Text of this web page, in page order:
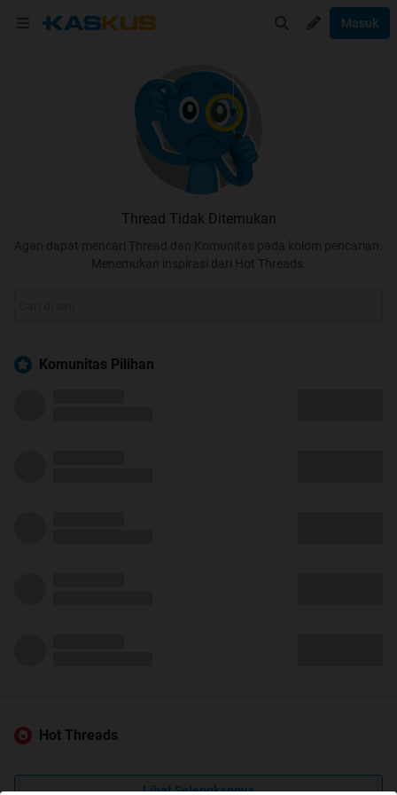
Masuk
Thread Tidak Ditemukan
Agan dapat mencari Thread dan Komunitas pada kolom pencarian.
Menemukan inspirasi dari Hot Threads.
Komunitas Pilihan
Hot Threads
Lihat Selengkapnya